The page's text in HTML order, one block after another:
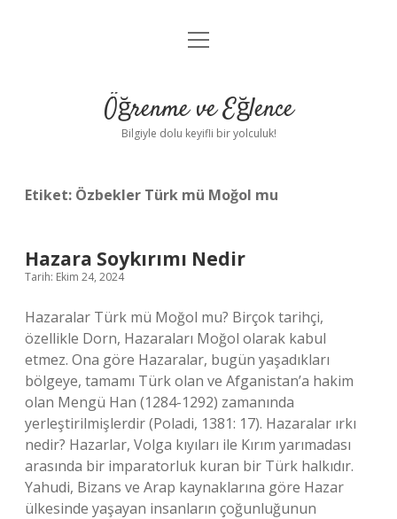
Anasayfa
Yasal Uyarı
menüyü
Öğrenme ve Eğlence
Bilgiyle dolu keyifli bir yolculuk!
Etiket: Özbekler Türk mü Moğol mu
Hazara Soykırımı Nedir
Tarih: Ekim 24, 2024
Hazaralar Türk mü Moğol mu? Birçok tarihçi,
özellikle Dorn, Hazaraları Moğol olarak kabul
etmez. Ona göre Hazaralar, bugün yaşadıkları
bölgeye, tamamı Türk olan ve Afganistan’a hakim
olan Mengü Han (1284-1292) zamanında
yerleştirilmişlerdir (Poladi, 1381: 17). Hazaralar ırkı
nedir? Hazarlar, Volga kıyıları ile Kırım yarımadası
arasında bir imparatorluk kuran bir Türk halkıdır.
Yahudi, Bizans ve Arap kaynaklarına göre Hazar
ülkesinde yaşayan insanların çoğunluğunun